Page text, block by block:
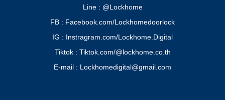
Line : @Lockhome
FB : Facebook.com/Lockhomedoorlock
IG : Instragram.com/Lockhome.Digital
Tiktok : Tiktok.com/@lockhome.co.th
E-mail : Lockhomedigital@gmail.com